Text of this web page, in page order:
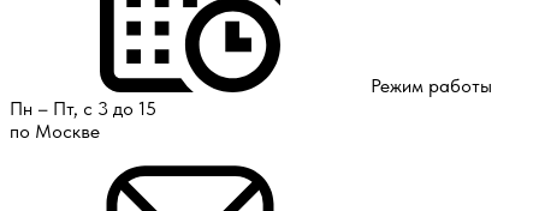
Режим работы
Пн – Пт, с 3 до 15
по Москве